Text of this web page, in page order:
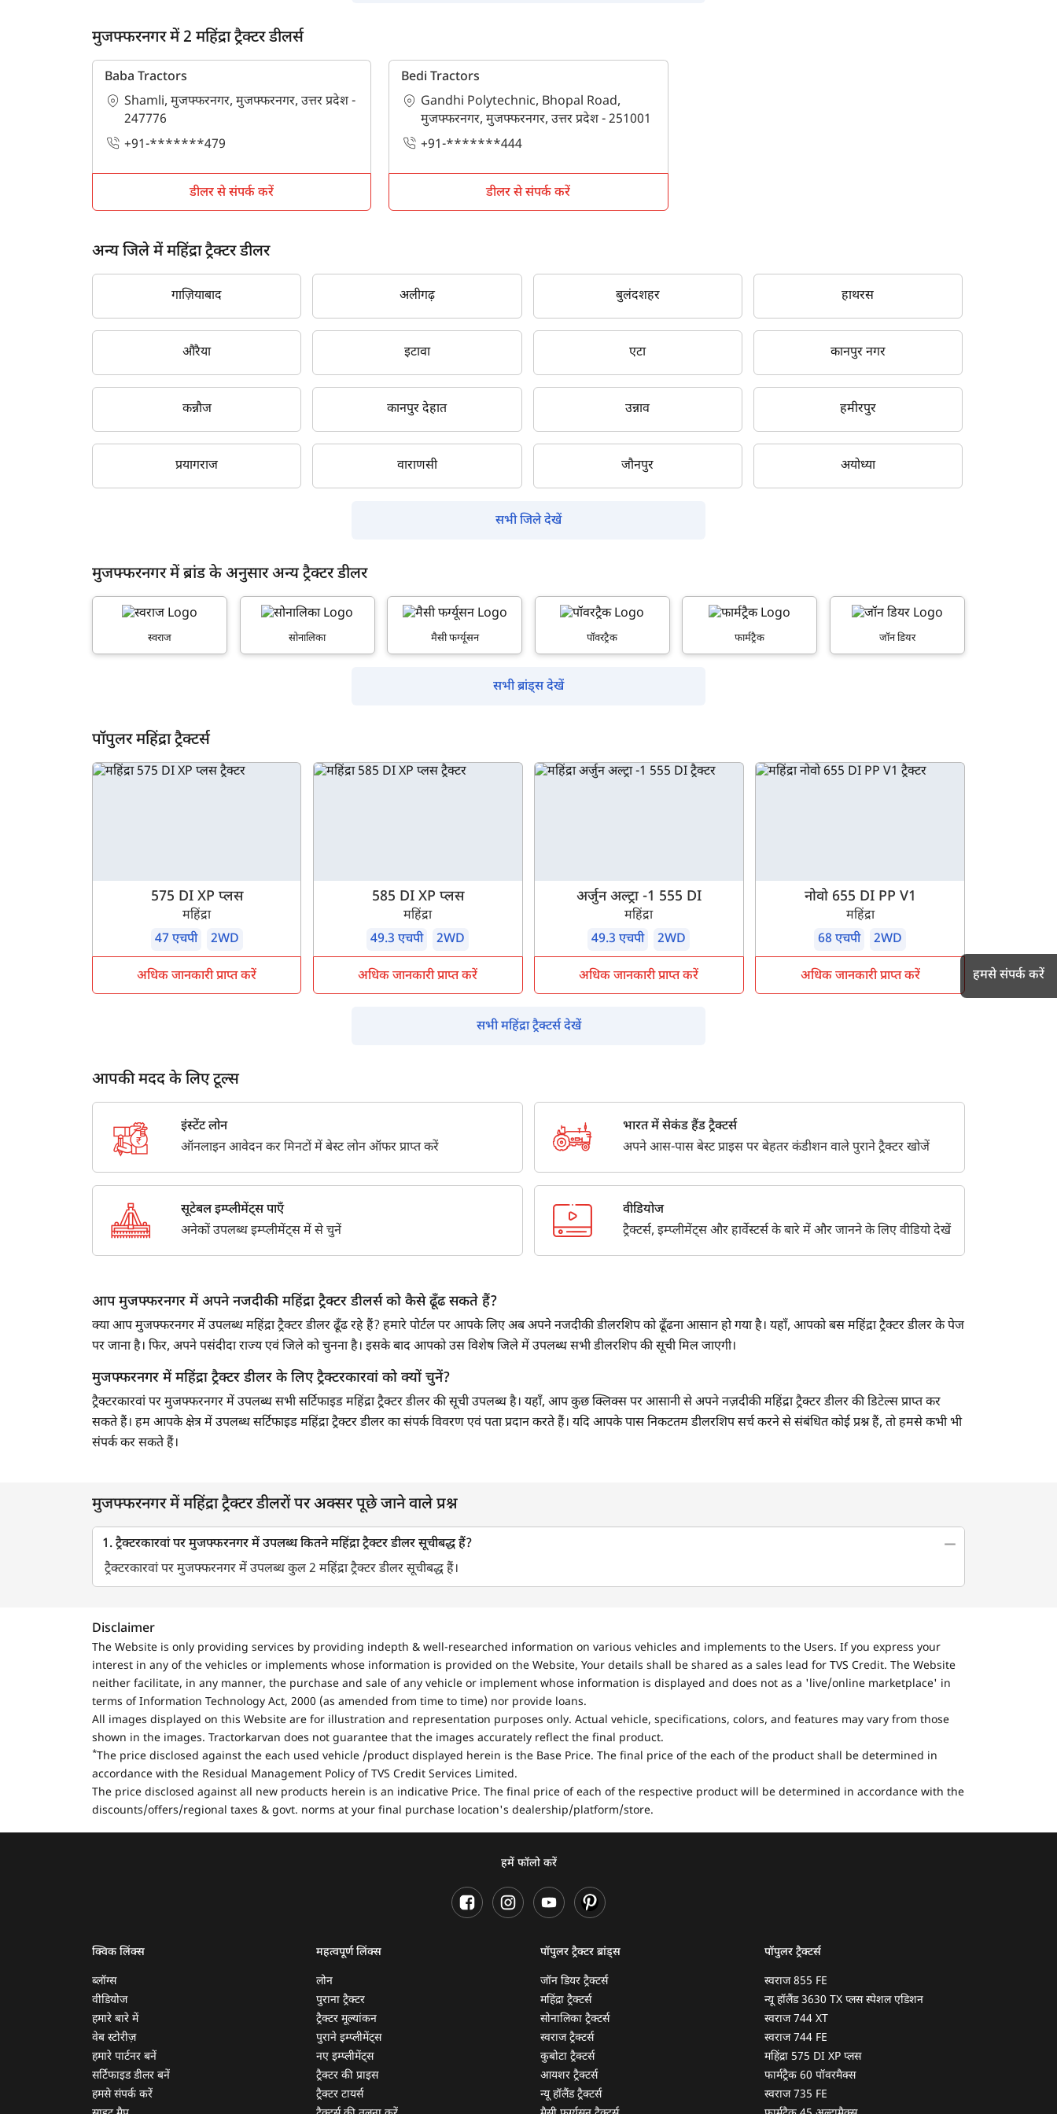
मुजफ्फरनगर में 2 महिंद्रा ट्रैक्टर डीलर्स
Baba Tractors
Shamli, मुजफ्फरनगर, मुजफ्फरनगर, उत्तर प्रदेश -
247776
+91-*******479
डीलर से संपर्क करें
Bedi Tractors
Gandhi Polytechnic, Bhopal Road,
मुजफ्फरनगर, मुजफ्फरनगर, उत्तर प्रदेश - 251001
+91-*******444
डीलर से संपर्क करें
अन्य जिले में महिंद्रा ट्रैक्टर डीलर
गाज़ियाबाद अलीगढ़ बुलंदशहर हाथरस
औरैया इटावा एटा कानपुर नगर
कन्नौज कानपुर देहात उन्नाव हमीरपुर
प्रयागराज वाराणसी जौनपुर अयोध्या
सभी जिले देखें
मुजफ्फरनगर में ब्रांड के अनुसार अन्य ट्रैक्टर डीलर
स्वराज सोनालिका मैसी फर्ग्यूसन पॉवरट्रैक फार्मट्रैक जॉन डियर
सभी ब्रांड्स देखें
पॉपुलर महिंद्रा ट्रैक्टर्स
575 DI XP प्लस
महिंद्रा
47 एचपी
2WD
अधिक जानकारी प्राप्त करें
585 DI XP प्लस
महिंद्रा
49.3 एचपी
2WD
अधिक जानकारी प्राप्त करें
अर्जुन अल्ट्रा -1 555 DI
महिंद्रा
49.3 एचपी
2WD
अधिक जानकारी प्राप्त करें
नोवो 655 DI PP V1
महिंद्रा
68 एचपी
2WD
अधिक जानकारी प्राप्त करें
सभी महिंद्रा ट्रैक्टर्स देखें
आपकी मदद के लिए टूल्स
इंस्टेंट लोन
ऑनलाइन आवेदन कर मिनटों में बेस्ट लोन ऑफर प्राप्त करें
भारत में सेकंड हैंड ट्रैक्टर्स
अपने आस-पास बेस्ट प्राइस पर बेहतर कंडीशन वाले पुराने ट्रैक्टर खोजें
सूटेबल इम्प्लीमेंट्स पाएँ
अनेकों उपलब्ध इम्प्लीमेंट्स में से चुनें
वीडियोज
ट्रैक्टर्स, इम्प्लीमेंट्स और हार्वेस्टर्स के बारे में और जानने के लिए वीडियो देखें
आप मुजफ्फरनगर में अपने नजदीकी महिंद्रा ट्रैक्टर डीलर्स को कैसे ढूँढ सकते हैं?
क्या आप मुजफ्फरनगर में उपलब्ध महिंद्रा ट्रैक्टर डीलर ढूँढ रहे हैं? हमारे पोर्टल पर आपके लिए अब अपने नजदीकी डीलरशिप को ढूँढना आसान हो गया है। यहाँ, आपको बस महिंद्रा ट्रैक्टर डीलर के पेज
पर जाना है। फिर, अपने पसंदीदा राज्य एवं जिले को चुनना है। इसके बाद आपको उस विशेष जिले में उपलब्ध सभी डीलरशिप की सूची मिल जाएगी।
मुजफ्फरनगर में महिंद्रा ट्रैक्टर डीलर के लिए ट्रैक्टरकारवां को क्यों चुनें?
ट्रैक्टरकारवां पर मुजफ्फरनगर में उपलब्ध सभी सर्टिफाइड महिंद्रा ट्रैक्टर डीलर की सूची उपलब्ध है। यहाँ, आप कुछ क्लिक्स पर आसानी से अपने नज़दीकी महिंद्रा ट्रैक्टर डीलर की डिटेल्स प्राप्त कर
सकते हैं। हम आपके क्षेत्र में उपलब्ध सर्टिफाइड महिंद्रा ट्रैक्टर डीलर का संपर्क विवरण एवं पता प्रदान करते हैं। यदि आपके पास निकटतम डीलरशिप सर्च करने से संबंधित कोई प्रश्न हैं, तो हमसे कभी भी
संपर्क कर सकते हैं।
मुजफ्फरनगर में महिंद्रा ट्रैक्टर डीलरों पर अक्सर पूछे जाने वाले प्रश्न
1. ट्रैक्टरकारवां पर मुजफ्फरनगर में उपलब्ध कितने महिंद्रा ट्रैक्टर डीलर सूचीबद्ध हैं?
ट्रैक्टरकारवां पर मुजफ्फरनगर में उपलब्ध कुल 2 महिंद्रा ट्रैक्टर डीलर सूचीबद्ध हैं।
Disclaimer
The Website is only providing services by providing indepth & well-researched information on various vehicles and implements to the Users. If you express your
interest in any of the vehicles or implements whose information is provided on the Website, Your details shall be shared as a sales lead for TVS Credit. The Website
neither facilitate, in any manner, the purchase and sale of any vehicle or implement whose information is displayed and does not as a 'live/online marketplace' in
terms of Information Technology Act, 2000 (as amended from time to time) nor provide loans.
All images displayed on this Website are for illustration and representation purposes only. Actual vehicle, specifications, colors, and features may vary from those
shown in the images. Tractorkarvan does not guarantee that the images accurately reflect the final product.
*The price disclosed against the each used vehicle /product displayed herein is the Base Price. The final price of the each of the product shall be determined in
accordance with the Residual Management Policy of TVS Credit Services Limited.
The price disclosed against all new products herein is an indicative Price. The final price of each of the respective product will be determined in accordance with the
discounts/offers/regional taxes & govt. norms at your final purchase location's dealership/platform/store.
हमें फॉलो करें
क्विक लिंक्स
ब्लॉग्स
वीडियोज
हमारे बारे में
वेब स्टोरीज़
हमारे पार्टनर बनें
सर्टिफाइड डीलर बनें
हमसे संपर्क करें
महत्वपूर्ण लिंक्स
लोन
पुराना ट्रैक्टर
ट्रैक्टर मूल्यांकन
पुराने इम्प्लीमेंट्स
नए इम्प्लीमेंट्स
ट्रैक्टर की प्राइस
ट्रैक्टर टायर्स
पॉपुलर ट्रैक्टर ब्रांड्स
जॉन डियर ट्रैक्टर्स
महिंद्रा ट्रैक्टर्स
सोनालिका ट्रैक्टर्स
स्वराज ट्रैक्टर्स
कुबोटा ट्रैक्टर्स
आयशर ट्रैक्टर्स
न्यू हॉलैंड ट्रैक्टर्स
पॉपुलर ट्रैक्टर्स
स्वराज 855 FE
न्यू हॉलैंड 3630 TX प्लस स्पेशल एडिशन
स्वराज 744 XT
स्वराज 744 FE
महिंद्रा 575 DI XP प्लस
फार्मट्रैक 60 पॉवरमैक्स
स्वराज 735 FE
हमसे संपर्क करें
पूछताछ के लिए*
ओटीपी दर्ज करें
By registering here, I agree to TVS Credit Services
सबमिट
क्या आप बिना फॉर्म भरे जाना चाहते हैं?
इसे पूरा करने में 30 सेकंड से भी कम समय लगेगा।
आपकी जानकारी हमारे पास सुरक्षित है।